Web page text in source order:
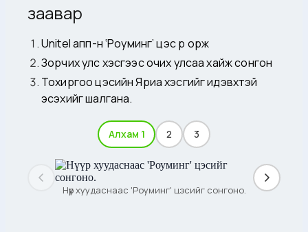
заавар
Unitel апп-н ‘Роуминг’ цэс рүү орж
Зорчих улс хэсгээс очих улсаа хайж сонгон
Тохиргоо цэсийн Яриа хэсгийг идэвхтэй
эсэхийг шалгана.
Алхам 1 2 3
Нүүр хуудаснаас 'Роуминг' цэсийг сонгоно.